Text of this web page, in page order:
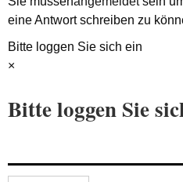
eine Antwort schreiben zu
Bitte loggen Sie sich ein
×
Bitte loggen Sie